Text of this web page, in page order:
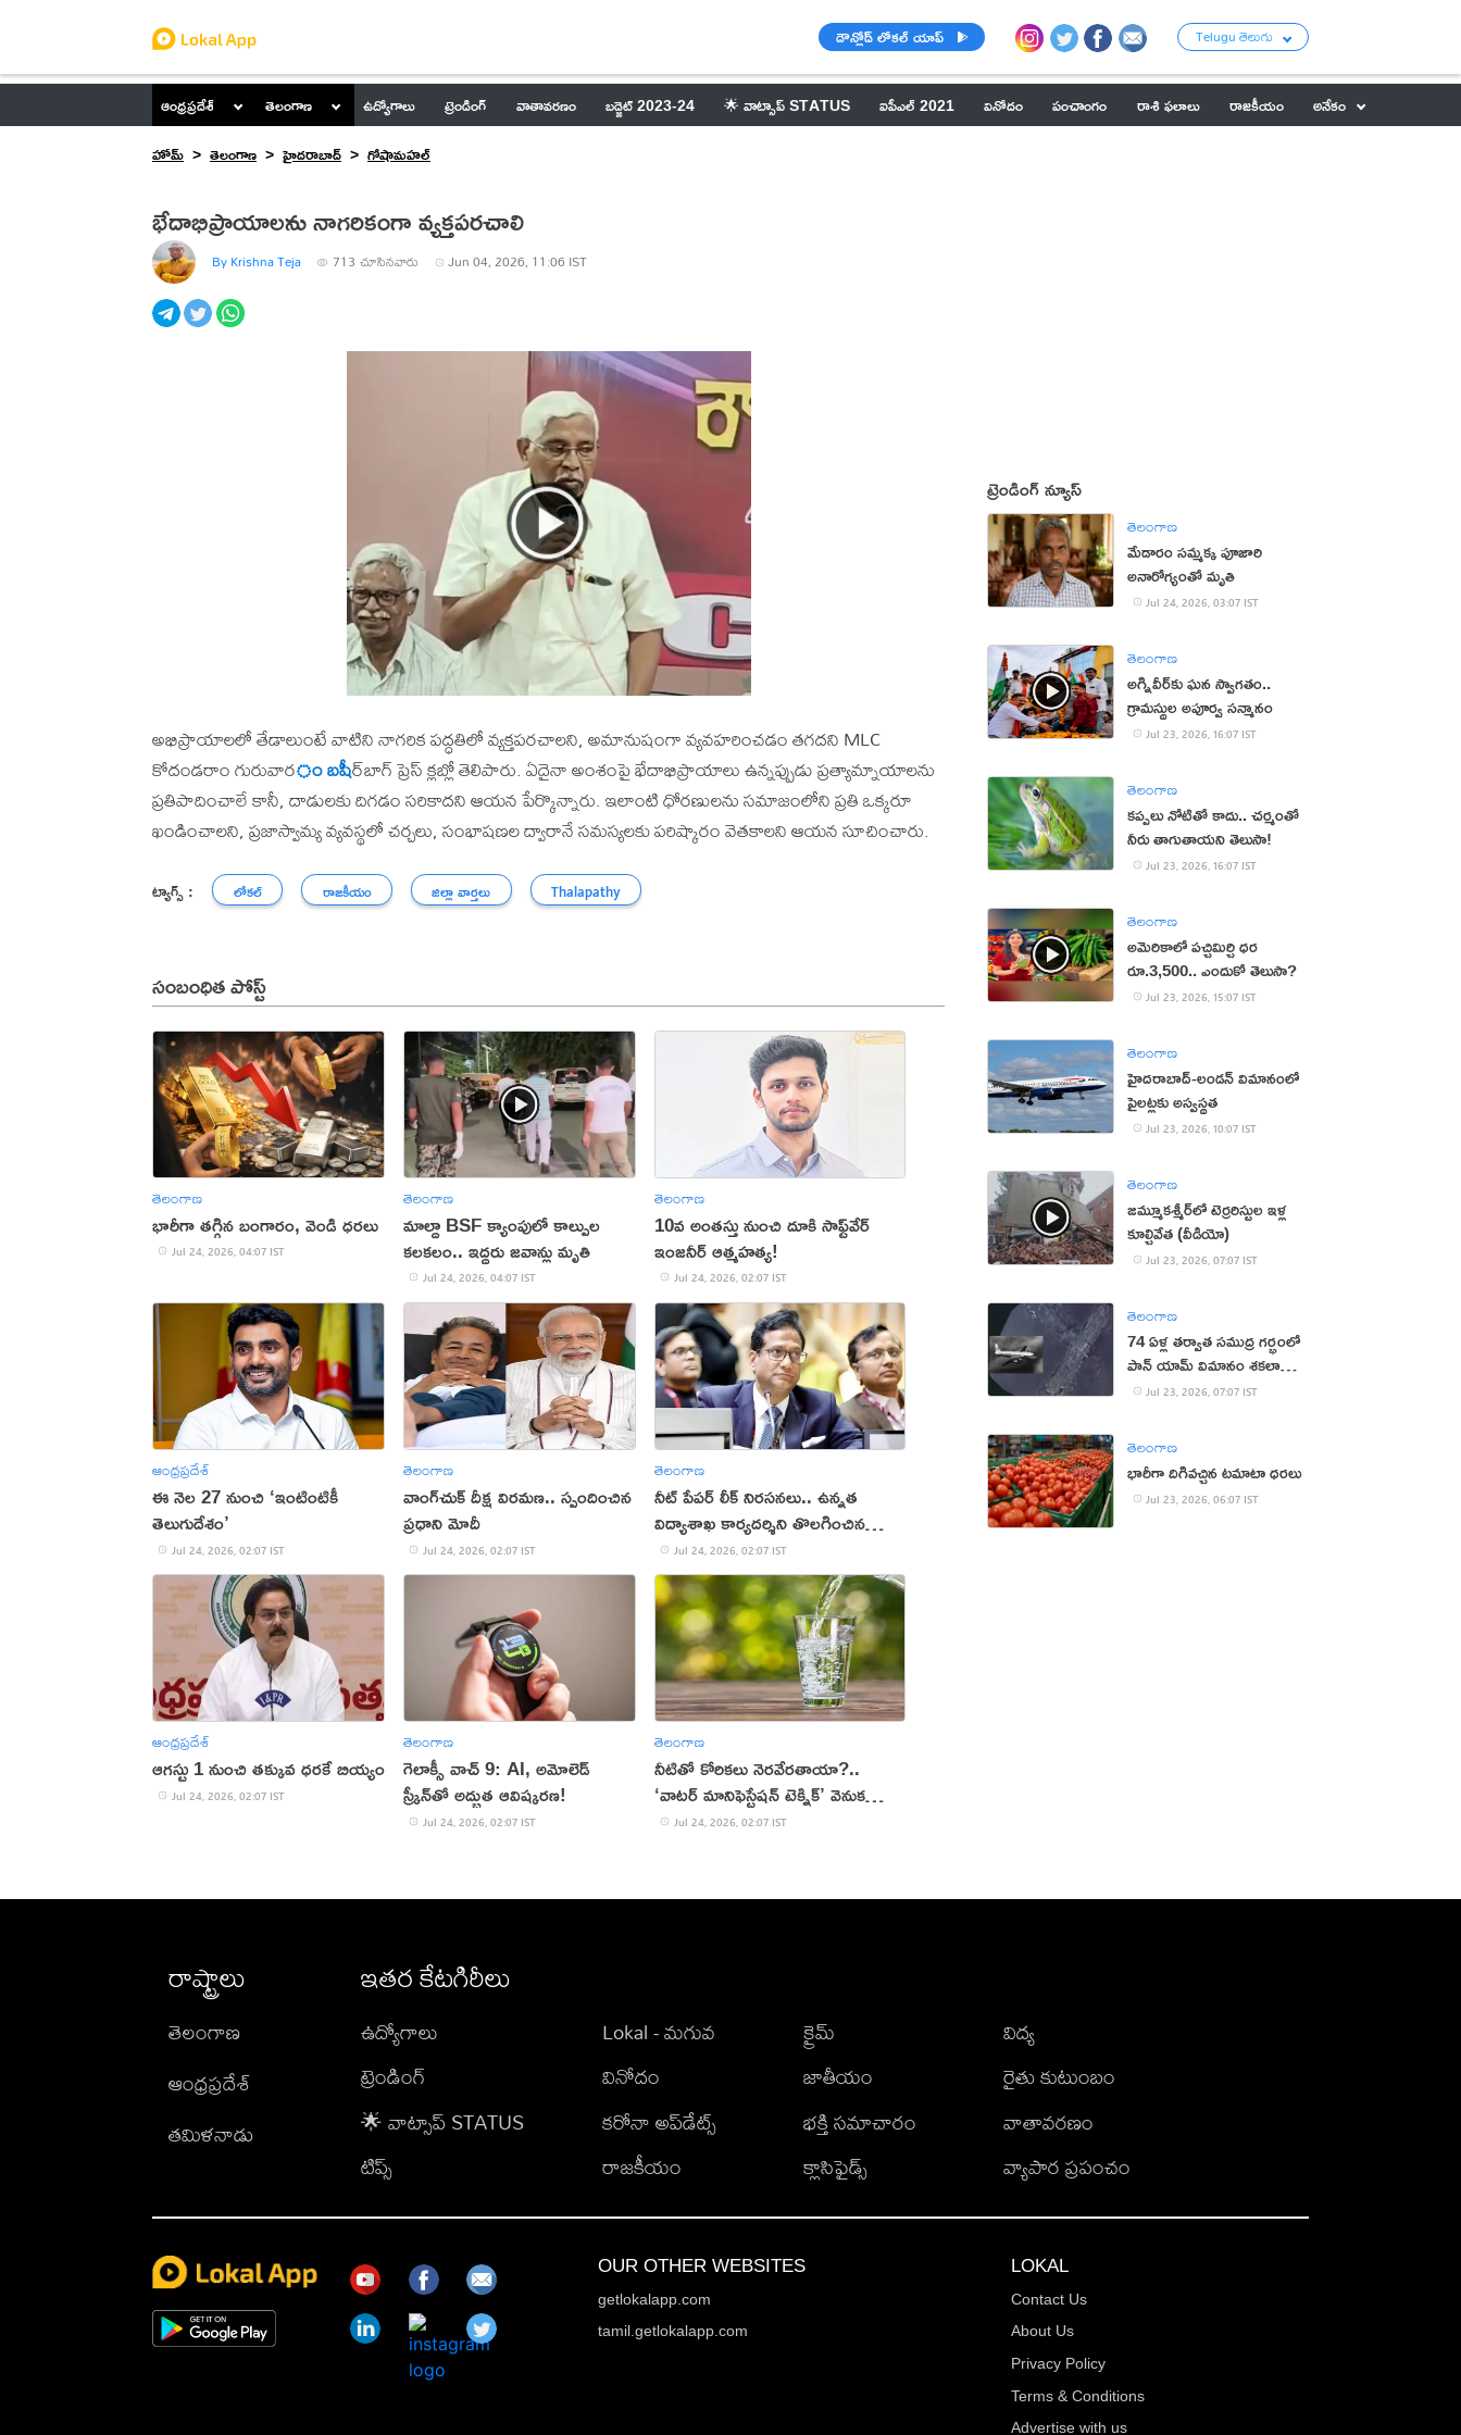
డౌన్లోడ్ లోకల్ యాప్ Telugu తెలుగు
ఆంధ్రప్రదేశ్ తెలంగాణ ఉద్యోగాలు ట్రెండింగ్ వాతావరణం బడ్జెట్ 2023-24 🌟 వాట్సాప్ STATUS ఐపీఎల్ 2021 వినోదం పంచాంగం రాశి ఫలాలు రాజకీయం
అనేకం
హోమ్
తెలంగాణ హైదరాబాద్ గోషామహల్
భేదాభిప్రాయాలను నాగరికంగా వ్యక్తపరచాలి
By Krishna Teja 713 చూసినవారు Jun 04, 2026, 11:06 IST
అభిప్రాయాలలో తేడాలుంటే వాటిని నాగరిక పద్ధతిలో వ్యక్తపరచాలని, అమానుషంగా వ్యవహరించడం తగదని MLC
కోదండరాం గురువారం బషీర్‌బాగ్ ప్రెస్ క్లబ్లో తెలిపారు. ఏదైనా అంశంపై భేదాభిప్రాయాలు ఉన్నప్పుడు ప్రత్యామ్నాయాలను
ప్రతిపాదించాలే కానీ, దాడులకు దిగడం సరికాదని ఆయన పేర్కొన్నారు. ఇలాంటి ధోరణులను సమాజంలోని ప్రతి ఒక్కరూ
ఖండించాలని, ప్రజాస్వామ్య వ్యవస్థలో చర్చలు, సంభాషణల ద్వారానే సమస్యలకు పరిష్కారం వెతకాలని ఆయన సూచించారు.
ట్యాగ్స్ : లోకల్ రాజకీయం జిల్లా వార్తలు Thalapathy
సంబంధిత పోస్ట్
తెలంగాణ
భారీగా తగ్గిన బంగారం, వెండి ధరలు
Jul 24, 2026, 04:07 IST
తెలంగాణ
మాల్దా BSF క్యాంపులో కాల్పుల
కలకలం.. ఇద్దరు జవాన్లు మృతి
Jul 24, 2026, 04:07 IST
తెలంగాణ
10వ అంతస్తు నుంచి దూకి సాఫ్ట్‌వేర్
ఇంజనీర్ ఆత్మహత్య!
Jul 24, 2026, 02:07 IST
ఆంధ్రప్రదేశ్
ఈ నెల 27 నుంచి ‘ఇంటింటికీ
తెలుగుదేశం’
Jul 24, 2026, 02:07 IST
తెలంగాణ
వాంగ్‌చుక్ దీక్ష విరమణ.. స్పందించిన
ప్రధాని మోదీ
Jul 24, 2026, 02:07 IST
తెలంగాణ
నీట్ పేపర్ లీక్ నిరసనలు.. ఉన్నత
విద్యాశాఖ కార్యదర్శిని తొలగించిన
కేంద్రం
Jul 24, 2026, 02:07 IST
ఆంధ్రప్రదేశ్
ఆగస్టు 1 నుంచి తక్కువ ధరకే బియ్యం
Jul 24, 2026, 02:07 IST
తెలంగాణ
గెలాక్సీ వాచ్ 9: AI, అమోలెడ్
స్క్రీన్‌తో అద్భుత ఆవిష్కరణ!
Jul 24, 2026, 02:07 IST
తెలంగాణ
నీటితో కోరికలు నెరవేరతాయా?..
‘వాటర్ మానిఫెస్టేషన్ టెక్నిక్’ వెనుక
నిజమెంత?
Jul 24, 2026, 02:07 IST
ట్రెండింగ్ న్యూస్
తెలంగాణ
మేడారం సమ్మక్క పూజారి
అనారోగ్యంతో మృతి
Jul 24, 2026, 03:07 IST
తెలంగాణ
అగ్నివీర్‌కు ఘన స్వాగతం..
గ్రామస్థుల అపూర్వ సన్మానం
Jul 23, 2026, 16:07 IST
తెలంగాణ
కప్పలు నోటితో కాదు.. చర్మంతో
నీరు తాగుతాయని తెలుసా!
Jul 23, 2026, 16:07 IST
తెలంగాణ
అమెరికాలో పచ్చిమిర్చి ధర
రూ.3,500.. ఎందుకో తెలుసా?
Jul 23, 2026, 15:07 IST
తెలంగాణ
హైదరాబాద్‌-లండన్‌ విమానంలో
పైలట్లకు అస్వస్థత
Jul 23, 2026, 10:07 IST
తెలంగాణ
జమ్మూకశ్మీర్‌లో టెర్రరిస్టుల ఇళ్ల
కూల్చివేత (వీడియో)
Jul 23, 2026, 07:07 IST
తెలంగాణ
74 ఏళ్ల తర్వాత సముద్ర గర్భంలో
పాన్ యామ్ విమానం శకలాలు
లభ్యంJul 23, 2026, 07:07 IST
తెలంగాణ
భారీగా దిగివచ్చిన టమాటా ధరలు
Jul 23, 2026, 06:07 IST
రాష్ట్రాలు
తెలంగాణ
ఆంధ్రప్రదేశ్
తమిళనాడు
ఇతర కేటగిరీలు
ఉద్యోగాలు
ట్రెండింగ్
🌟 వాట్సాప్ STATUS
టిప్స్
Lokal - మగువ
వినోదం
కరోనా అప్‌డేట్స్
రాజకీయం
క్రైమ్
జాతీయం
భక్తి సమాచారం
క్లాసిఫైడ్స్
విద్య
రైతు కుటుంబం
వాతావరణం
వ్యాపార ప్రపంచం
OUR OTHER WEBSITES
getlokalapp.com
tamil.getlokalapp.com
LOKAL
Contact Us
About Us
Privacy Policy
Terms & Conditions
Advertise with us